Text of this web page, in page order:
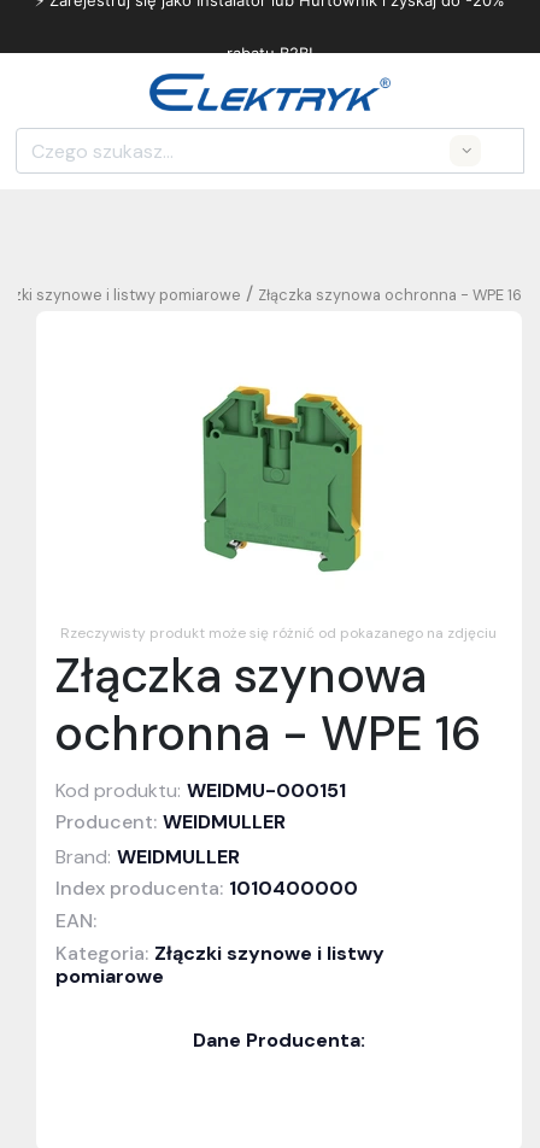
rabatu B2B!
Złączka szynowa ochronna - WPE 16
/
szynowe i listwy pomiarowe
Rzeczywisty produkt może się różnić od pokazanego na zdjęciu
Złączka szynowa
ochronna - WPE 16
Kod produktu: WEIDMU-000151
Producent: WEIDMULLER
Brand: WEIDMULLER
Index producenta: 1010400000
EAN:
Kategoria: Złączki szynowe i listwy
pomiarowe
Dane Producenta: